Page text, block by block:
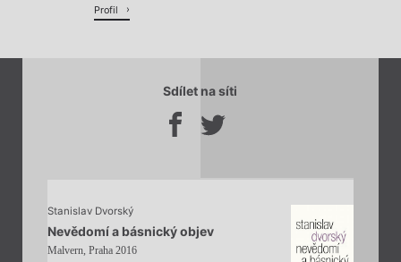
Profil
Sdílet na síti
Stanislav Dvorský
Nevědomí a básnický objev
Malvern, Praha 2016